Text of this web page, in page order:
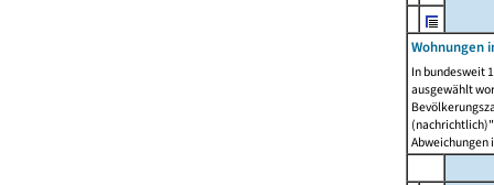
Wohnungen
In bundesweit
ausgewählt
Abweichungen